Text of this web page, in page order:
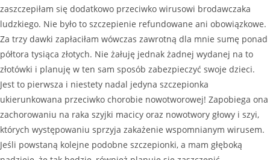
zaszczepiłam się dodatkowo przeciwko wirusowi brodawczaka
ludzkiego. Nie było to szczepienie refundowane ani obowiązkowe.
Za trzy dawki zapłaciłam wówczas zawrotną dla mnie sumę ponad
półtora tysiąca złotych. Nie żałuję jednak żadnej wydanej na to
złotówki i planuję w ten sam sposób zabezpieczyć swoje dzieci.
Jest to pierwsza i niestety nadal jedyna szczepionka
ukierunkowana przeciwko chorobie nowotworowej! Zapobiega ona
zachorowaniu na raka szyjki macicy oraz nowotwory głowy i szyi,
których występowaniu sprzyja zakażenie wspomnianym wirusem.
Jeśli powstaną kolejne podobne szczepionki, a mam głęboką